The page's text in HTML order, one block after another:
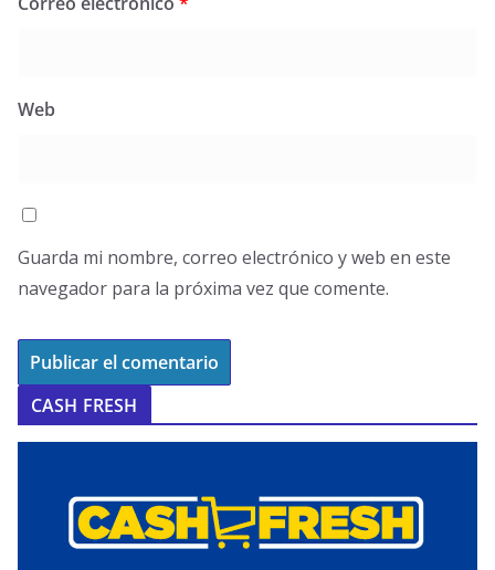
Web
Guarda mi nombre, correo electrónico y web en este
navegador para la próxima vez que comente.
CASH FRESH